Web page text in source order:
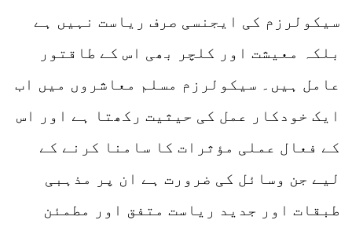
سیکولرزم کی ایجنسی صرف ریاست نہیں ہے
بلکہ معیشت اور کلچر بھی اس کے طاقتور
عامل ہیں۔ سیکولرزم مسلم معاشروں میں اب
ایک خودکار عمل کی حیثیت رکھتا ہے اور اس
کے فعال عملی مؤثرات کا سامنا کرنے کے
لیے جن وسائل کی ضرورت ہے ان پر مذہبی
طبقات اور جدید ریاست متفق اور مطمئن